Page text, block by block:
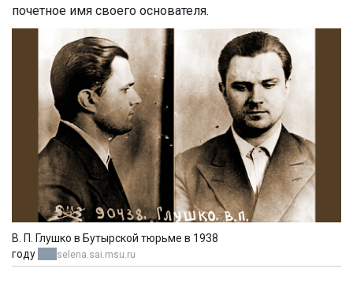
почетное имя своего основателя.
В. П. Глушко в Бутырской тюрьме в 1938
году
selena.sai.msu.ru